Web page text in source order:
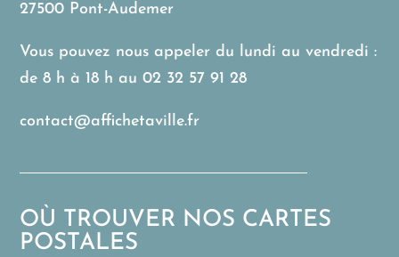
27500 Pont-Audemer
Vous pouvez nous appeler du lundi au vendredi :
de 8 h à 18 h au02 32 57 91 28
contact@affichetaville.fr
OÙ TROUVER NOS CARTES
POSTALES